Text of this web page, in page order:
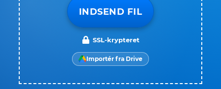
INDSEND FIL
SSL-krypteret
Importér fra Drive